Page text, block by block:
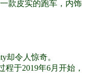
款皮实的跑车，内饰
却令人惊奇。
于2019年6月开始，